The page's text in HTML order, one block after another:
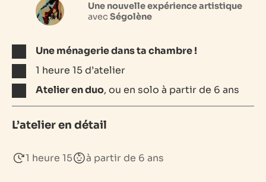
Une nouvelle expérience artistique
avecSégolène
Une ménagerie dans ta chambre !
1 heure 15 d’atelier
Atelier en duo, ou en solo à partir de 6 ans
L’atelier en détail
1 heure 15 à partir de 6 ans